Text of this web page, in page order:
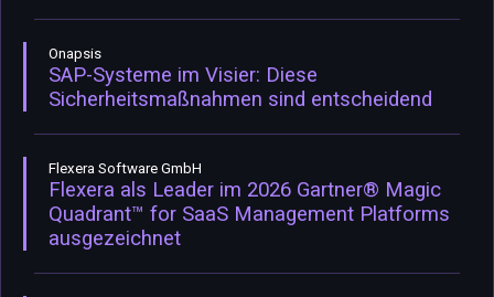
Onapsis
SAP-Systeme im Visier: Diese
Sicherheitsmaßnahmen sind entscheidend
Flexera Software GmbH
Flexera als Leader im 2026 Gartner® Magic
Quadrant™ for SaaS Management Platforms
ausgezeichnet